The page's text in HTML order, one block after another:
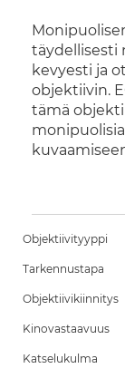
täydellisesti
kevyesti ja
objektiivin.
tämä
Objektiivityyppi
Tarkennustapa
Objektiivikiinnitys
Kinovastaavuus
Katselukulma